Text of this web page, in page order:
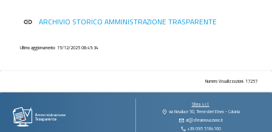
contributi
vantaggi
immobili
e
link ARCHIVIO STORICO AMMINISTRAZIONE TRASPARENTE
Ultimo aggiornamento: 15/12/2025 08:45:34
Numero Visualizzazioni: 17257
Sfera s.r.l.
via Novaluce 50, Tremestieri Etneo - Catania
at@sferainnovazione.it
+39 095 5184160